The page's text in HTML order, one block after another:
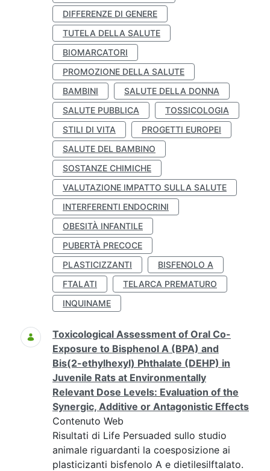
DIFFERENZE DI GENERE
TUTELA DELLA SALUTE
BIOMARCATORI
PROMOZIONE DELLA SALUTE
BAMBINI
SALUTE DELLA DONNA
SALUTE PUBBLICA
TOSSICOLOGIA
STILI DI VITA
PROGETTI EUROPEI
SALUTE DEL BAMBINO
SOSTANZE CHIMICHE
VALUTAZIONE IMPATTO SULLA SALUTE
INTERFERENTI ENDOCRINI
OBESITÀ INFANTILE
PUBERTÀ PRECOCE
PLASTICIZZANTI
BISFENOLO A
FTALATI
TELARCA PREMATURO
INQUINAME
Toxicological Assessment of Oral Co-
Exposure to Bisphenol A (BPA) and
Bis(2-ethylhexyl) Phthalate (DEHP) in
Juvenile Rats at Environmentally
Relevant Dose Levels: Evaluation of the
Synergic, Additive or Antagonistic Effects
Contenuto Web
Risultati di Life Persuaded sullo studio
animale riguardanti la coesposizione ai
plasticizanti bisfenolo A e dietilesilftalato.